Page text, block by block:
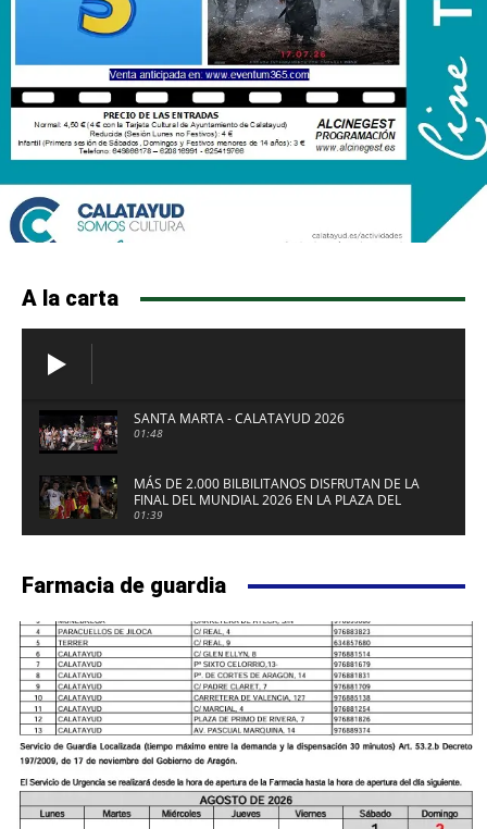
A la carta
SANTA MARTA - CALATAYUD 2026
01:48
MÁS DE 2.000 BILBILITANOS DISFRUTAN DE LA
FINAL DEL MUNDIAL 2026 EN LA PLAZA DEL
FUERTE DE CALATAYUD
01:39
Farmacia de guardia